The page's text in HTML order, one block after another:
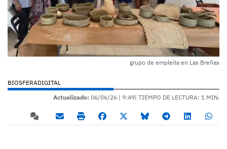
grupo de empleita en Las Breñas
BIOSFERADIGITAL
Actualizado: 06/06/26 | 9:49| TIEMPO DE LECTURA: 1 MIN.